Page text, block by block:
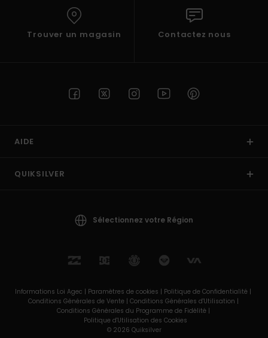
Trouver un magasin Contactez nous
AIDE
QUIKSILVER
Sélectionnez votre Région
Informations Loi Agec | Paramètres de cookies | Politique de Confidentialité |
Conditions Générales de Vente | Conditions Générales d'Utilisation |
Conditions Générales du Programme de Fidélité |
Politique d'Utilisation des Cookies
© 2026 Quiksilver